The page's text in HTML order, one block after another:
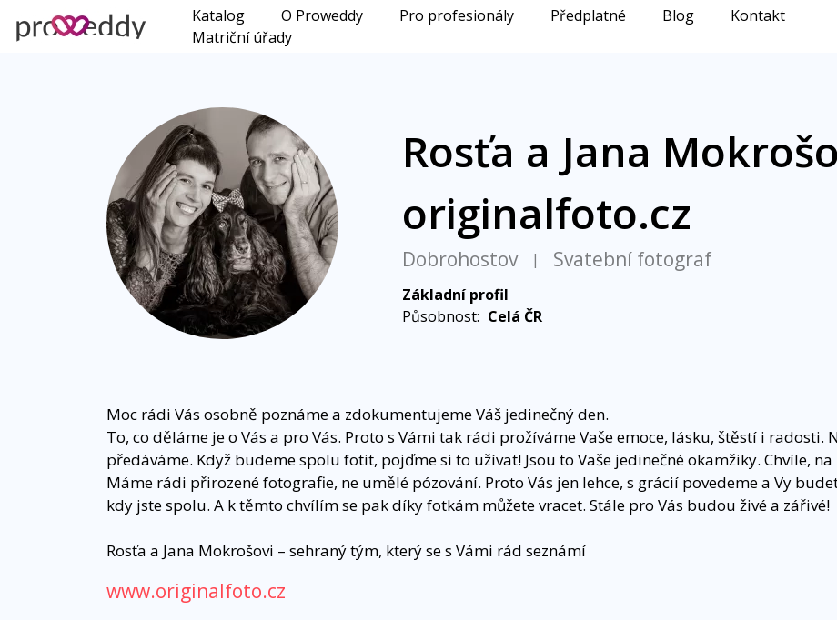
Katalog O Proweddy Pro profesionály Předplatné Blog
Kontakt
Matriční úřady
Rosťa a Jana
originalfoto.cz
Dobrohostov | Svatební fotograf
Základní profil
Působnost: Celá ČR
Moc rádi Vás osobně poznáme a zdokumentujeme Váš jedinečný den.
To, co děláme je o Vás a pro Vás. Proto s Vámi tak rádi prožíváme Vaše emoce, lásku, štěstí i
předáváme. Když budeme spolu fotit, pojďme si to užívat! Jsou to Vaše jedinečné okamžiky. Chvíle,
Máme rádi přirozené fotografie, ne umělé pózování. Proto Vás jen lehce, s grácií povedeme a Vy
kdy jste spolu. A k těmto chvílím se pak díky fotkám můžete vracet. Stále pro Vás budou živé a zářivé!
Rosťa a Jana Mokrošovi – sehraný tým, který se s Vámi rád seznámí
www.originalfoto.cz